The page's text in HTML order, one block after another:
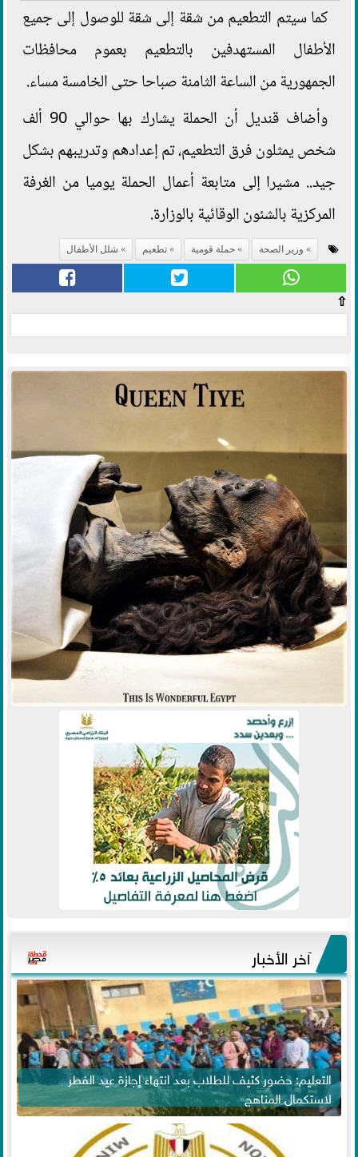
كما سيتم التطعيم من شقة إلى شقة للوصول إلى جميع
الأطفال المستهدفين بالتطعيم بعموم محافظات
الجمهورية من الساعة الثامنة صباحا حتى الخامسة مساء.
وأضاف قنديل أن الحملة يشارك بها حوالي 90 ألف
شخص يمثلون فرق التطعيم، تم إعدادهم وتدريبهم بشكل
جيد.. مشيرا إلى متابعة أعمال الحملة يوميا من الغرفة
المركزية بالشئون الوقائية بالوزارة.
وزير الصحة حملة قومية تطعيم شلل الأطفال
⇧
آخر الأخبار
التعليم: حضور كثيف للطلاب بعد انتهاء إجازة عيد الفطر
لاستكمال المناهج